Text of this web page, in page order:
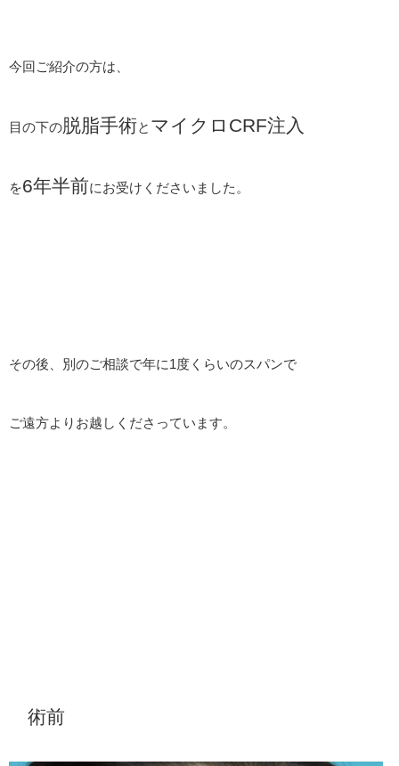
今回ご紹介の方は、
目の下の脱脂手術と マイクロCRF注入
を6年半前にお受けくださいました。
その後、別のご相談で年に1度くらいのスパンで
ご遠方よりお越しくださっています。
術前